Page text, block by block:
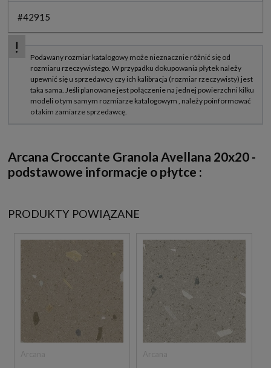
#42915
Arcana Croccante Granola Avellana 20x20 -
podstawowe informacje o płytce :
PRODUKTY POWIĄZANE